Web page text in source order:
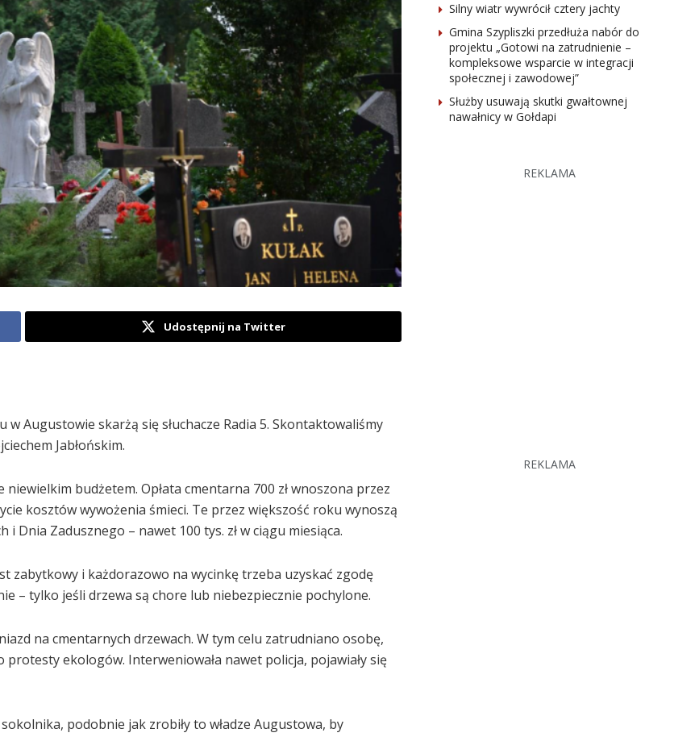
Udostępnij na Twitter
Augustowie skarżą się słuchacze Radia 5. Skontaktowaliśmy
Jabłońskim.
budżetem. Opłata cmentarna 700 zł wnoszona przez
kosztów wywożenia śmieci. Te przez większość roku wynoszą
i Dnia Zadusznego – nawet 100 tys. zł w ciągu miesiąca.
zabytkowy i każdorazowo na wycinkę trzeba uzyskać zgodę
– tylko jeśli drzewa są chore lub niebezpiecznie pochylone.
na cmentarnych drzewach. W tym celu zatrudniano osobę,
protesty ekologów. Interweniowała nawet policja, pojawiały się
podobnie jak zrobiły to władze Augustowa, by
Silny wiatr wywrócił cztery jachty
Gmina Szypliszki przedłuża nabór do
projektu „Gotowi na zatrudnienie –
kompleksowe wsparcie w integracji
społecznej i zawodowej”
Służby usuwają skutki gwałtownej
nawałnicy w Gołdapi
REKLAMA
REKLAMA